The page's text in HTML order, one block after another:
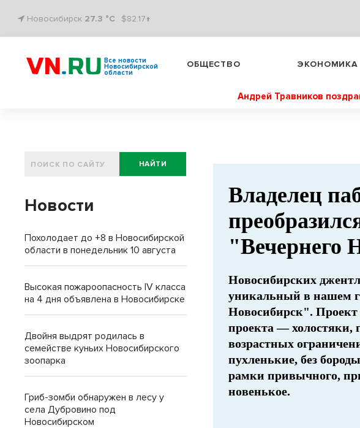
Новосибирск 27.3 °C $82.17↑
Все новости
Новосибирской
области
ОБЩЕСТВО ЭКОНОМИКА
Андрей Травников
Владелец
"Вечернего
Новосибирских
уникальный в нашем
Новосибирск". Проект
проекта — холостяки,
возрастных
пухленькие, без
рамки привычного,
новенькое.
НАЙТИ
Новости
Похолодает до +8 в Новосибирской
области в понедельник 10 августа
Высокая пожароопасность IV класса
на 4 дня объявлена в Новосибирске
Двойня выдрят родилась в
семействе куньих Новосибирского
зоопарка
Гриб-зомби обнаружен в лесу у
села Дубровино под
Новосибирском